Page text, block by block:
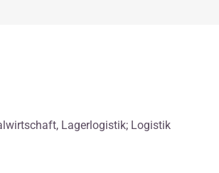
Lagerlogistik; Logistik